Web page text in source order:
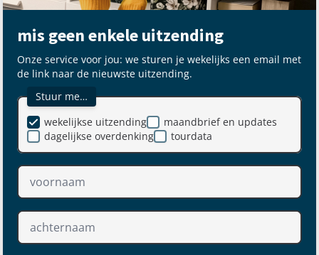
mis geen enkele uitzending
Onze service voor jou: we sturen je wekelijks een email met
de link naar de nieuwste uitzending.
Stuur me…
maandbrief en updates
dagelijkse overdenking
wekelijkse uitzending
tourdata